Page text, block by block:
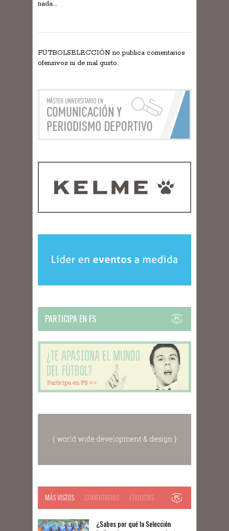
nada….
FÚTBOLSELECCIÓN no publica comentarios
ofensivos ni de mal gusto.
PARTICIPA EN FS
MÁS VISTOS COMENTARIOS ETIQUETAS
¿Sabes por qué la Selección